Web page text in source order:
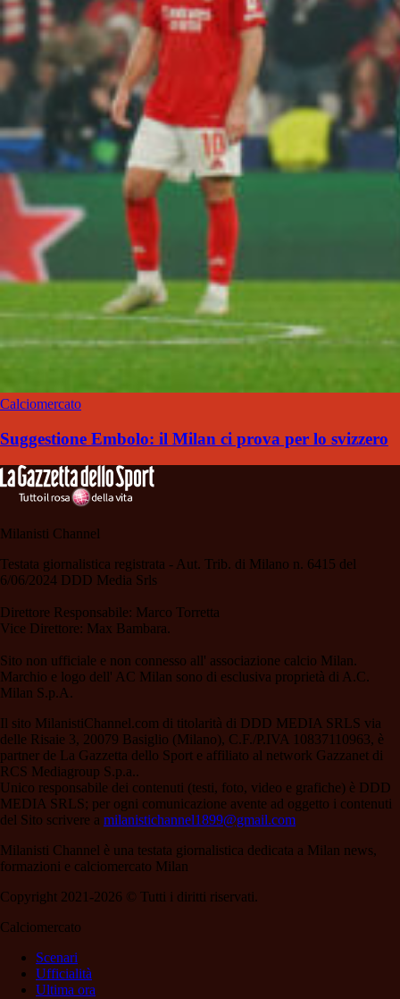
Calciomercato
Suggestione Embolo: il Milan ci prova per lo svizzero
Milanisti Channel
Testata giornalistica registrata - Aut. Trib. di Milano n. 6415 del
6/06/2024 DDD Media Srls
Direttore Responsabile: Marco Torretta
Vice Direttore: Max Bambara.
Sito non ufficiale e non connesso all' associazione calcio Milan.
Marchio e logo dell' AC Milan sono di esclusiva proprietà di A.C.
Milan S.p.A.
Il sito MilanistiChannel.com di titolarità di DDD MEDIA SRLS via
delle Risaie 3, 20079 Basiglio (Milano), C.F./P.IVA 10837110963, è
partner de La Gazzetta dello Sport e affiliato al network Gazzanet di
RCS Mediagroup S.p.a..
Unico responsabile dei contenuti (testi, foto, video e grafiche) è DDD
MEDIA SRLS; per ogni comunicazione avente ad oggetto i contenuti
del Sito scrivere a milanistichannel1899@gmail.com
Milanisti Channel è una testata giornalistica dedicata a Milan news,
formazioni e calciomercato Milan
Copyright 2021-2026 © Tutti i diritti riservati.
Calciomercato
Scenari
Ufficialità
Ultima ora